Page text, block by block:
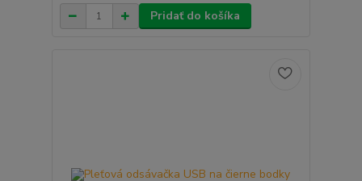
Pridať do košíka